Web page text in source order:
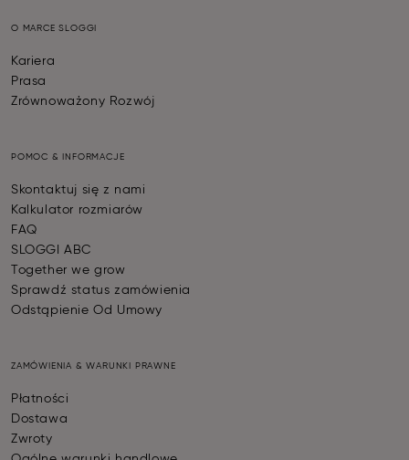
O MARCE SLOGGI
Kariera
Prasa
Zrównoważony Rozwój
POMOC & INFORMACJE
Skontaktuj się z nami
Kalkulator rozmiarów
FAQ
SLOGGI ABC
Together we grow
Sprawdź status zamówienia
Odstąpienie Od Umowy
ZAMÓWIENIA & WARUNKI PRAWNE
Płatności
Dostawa
Zwroty